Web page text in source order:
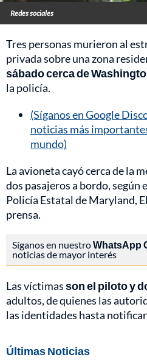
Redes sociales
Tres personas murieron al
privada sobre una zona
sábado cerca de
la policía.
(Síganos en Google
noticias más
mundo)
La avioneta cayó cerca de la
dos pasajeros a bordo, según
Policía Estatal de Maryland,
prensa.
Síganos en nuestroWhatsApp
noticias de mayor interés
Las víctimasson el piloto y
adultos, de quienes las
las identidades hasta
Últimas Noticias